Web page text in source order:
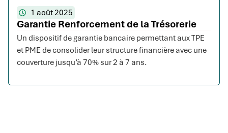
1 août 2025
Garantie Renforcement de la Trésorerie
Un dispositif de garantie bancaire permettant aux TPE
et PME de consolider leur structure financière avec une
couverture jusqu’à 70% sur 2 à 7 ans.